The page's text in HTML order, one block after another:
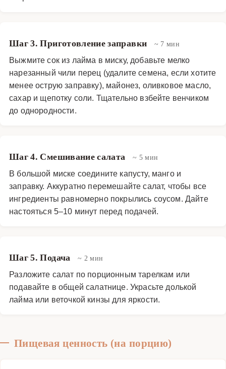
Шаг 3. Приготовление заправки ~ 7 мин
Выжмите сок из лайма в миску, добавьте мелко
нарезанный чили перец (удалите семена, если хотите
менее острую заправку), майонез, оливковое масло,
сахар и щепотку соли. Тщательно взбейте венчиком
до однородности.
Шаг 4. Смешивание салата ~ 5 мин
В большой миске соедините капусту, манго и
заправку. Аккуратно перемешайте салат, чтобы все
ингредиенты равномерно покрылись соусом. Дайте
настояться 5–10 минут перед подачей.
Шаг 5. Подача ~ 2 мин
Разложите салат по порционным тарелкам или
подавайте в общей салатнице. Украсьте долькой
лайма или веточкой кинзы для яркости.
Пищевая ценность (на порцию)